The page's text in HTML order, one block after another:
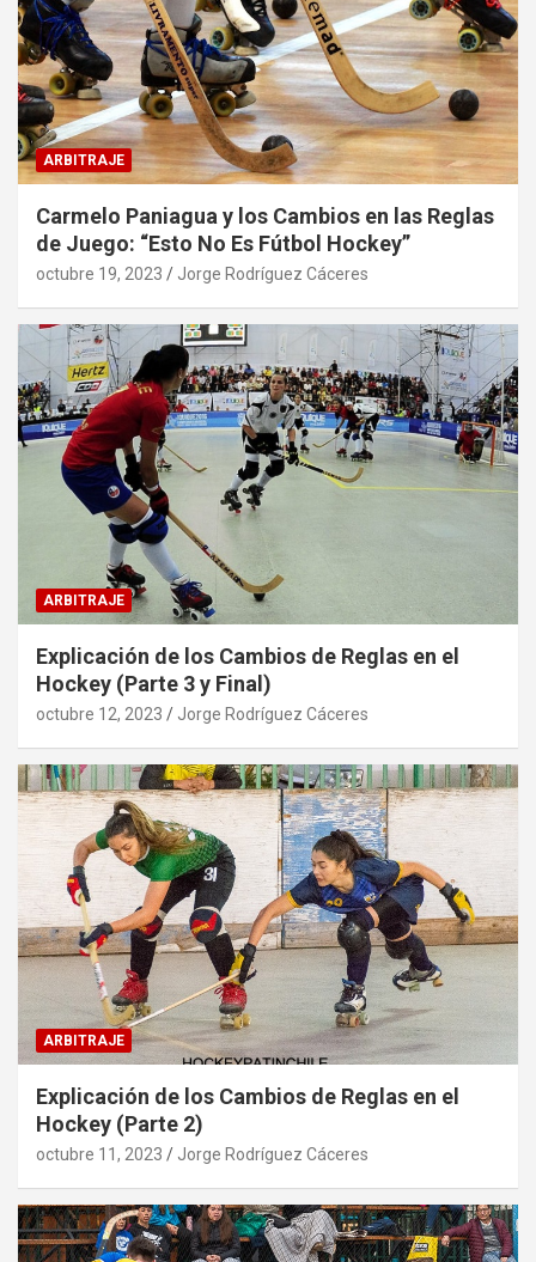
ARBITRAJE
Carmelo Paniagua y los Cambios en las Reglas
de Juego: “Esto No Es Fútbol Hockey”
octubre 19, 2023 Jorge Rodríguez Cáceres
ARBITRAJE
Explicación de los Cambios de Reglas en el
Hockey (Parte 3 y Final)
octubre 12, 2023 Jorge Rodríguez Cáceres
ARBITRAJE
Explicación de los Cambios de Reglas en el
Hockey (Parte 2)
octubre 11, 2023 Jorge Rodríguez Cáceres